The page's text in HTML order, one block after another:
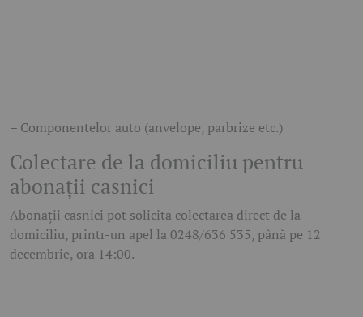
– Componentelor auto (anvelope, parbrize etc.)
Colectare de la domiciliu pentru
abonații casnici
Abonații casnici pot solicita colectarea direct de la
domiciliu, printr-un apel la 0248/636 535, până pe 12
decembrie, ora 14:00.